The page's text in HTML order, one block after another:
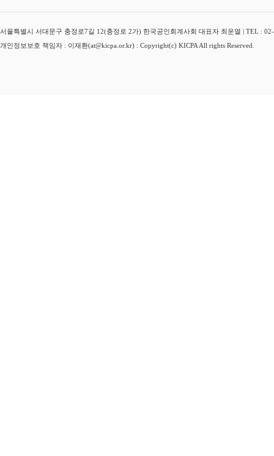
서울특별시 서대문구 충정로7길 12(충정로 2가) 한국공인회계사회 대표자 최운열 | TEL :
개인정보보호 책임자 : 이재환(at@kicpa.or.kr) : Copyright(c) KICPA All rights Reserved.